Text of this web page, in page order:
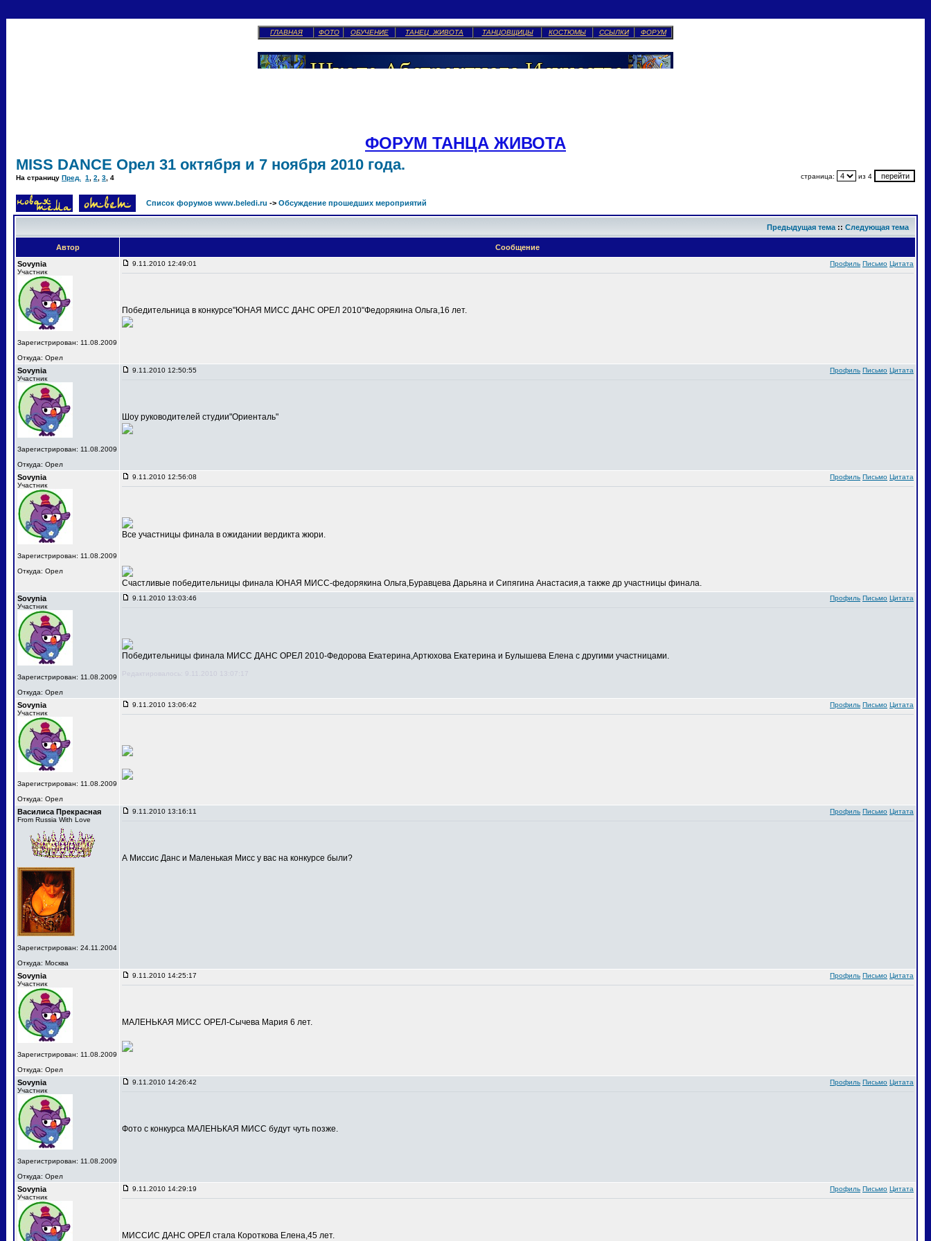
ГЛАВНАЯ ФОТО ОБУЧЕНИЕ ТАНЕЦ ЖИВОТА ТАНЦОВЩИЦЫ КОСТЮМЫ ССЫЛКИ ФОРУМ
ФОРУМ ТАНЦА ЖИВОТА
MISS DANCE Орел 31 октября и 7 ноября 2010 года.
На страницу Пред. 1 2 3 4 страница: из 4
Список форумов www.beledi.ru -> Обсуждение прошедших мероприятий
Предыдущая тема :: Следующая тема
Автор
Сообщение
Sovynia
Участник
Зарегистрирован: 11.08.2009
Откуда: Орел
9.11.2010 12:49:01 Профиль Письмо Цитата
Победительница в конкурсе"ЮНАЯ МИСС ДАНС ОРЕЛ 2010"Федорякина Ольга,16 лет.
Sovynia
Участник
Зарегистрирован: 11.08.2009
Откуда: Орел
9.11.2010 12:50:55 Профиль Письмо Цитата
Шоу руководителей студии"Ориенталь"
Sovynia
Участник
Зарегистрирован: 11.08.2009
Откуда: Орел
9.11.2010 12:56:08 Профиль Письмо Цитата
Все участницы финала в ожидании вердикта жюри.
Счастливые победительницы финала ЮНАЯ МИСС-федорякина Ольга,Буравцева Дарьяна и Сипягина Анастасия,а также др участницы финала.
Sovynia
Участник
Зарегистрирован: 11.08.2009
Откуда: Орел
9.11.2010 13:03:46 Профиль Письмо Цитата
Победительницы финала МИСС ДАНС ОРЕЛ 2010-Федорова Екатерина,Артюхова Екатерина и Булышева Елена с другими участницами.
Редактировалось: 9.11.2010 13:07:17
Sovynia
Участник
Зарегистрирован: 11.08.2009
Откуда: Орел
9.11.2010 13:06:42 Профиль Письмо Цитата
Василиса Прекрасная
From Russia With Love
Зарегистрирован: 24.11.2004
Откуда: Москва
9.11.2010 13:16:11 Профиль Письмо Цитата
А Миссис Данс и Маленькая Мисс у вас на конкурсе были?
Sovynia
Участник
Зарегистрирован: 11.08.2009
Откуда: Орел
9.11.2010 14:25:17 Профиль Письмо Цитата
МАЛЕНЬКАЯ МИСС ОРЕЛ-Сычева Мария 6 лет.
Sovynia
Участник
Зарегистрирован: 11.08.2009
Откуда: Орел
9.11.2010 14:26:42 Профиль Письмо Цитата
Фото с конкурса МАЛЕНЬКАЯ МИСС будут чуть позже.
Sovynia
Участник
9.11.2010 14:29:19 Профиль Письмо Цитата
МИССИС ДАНС ОРЕЛ стала Короткова Елена,45 лет.